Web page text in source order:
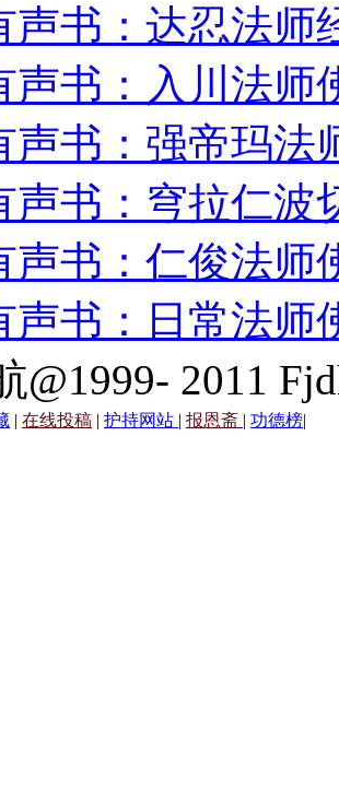
声书：达忍法师
声书：入川法师
声书：强帝玛法
声书：穹拉仁波
声书：仁俊法师
声书：日常法师
@1999- 2011
| 在线投稿 | 护持网站 | 报恩斋 | 功德榜|